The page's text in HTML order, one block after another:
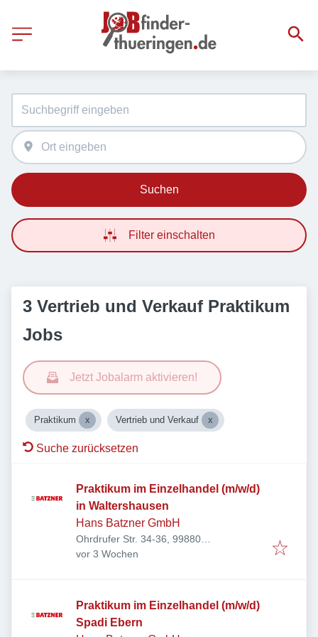
Suchen
Filter einschalten
3 Vertrieb und Verkauf Praktikum
Jobs
Jetzt Jobalarm aktivieren!
Praktikum Vertrieb und Verkauf
Suche zurücksetzen
Praktikum im Einzelhandel (m/w/d)
in Waltershausen
Hans Batzner GmbH
Ohrdrufer Str. 34-36, 99880
Waltershausen, Deutschland
Veröffentlicht:
vor 3 Wochen
Praktikum im Einzelhandel (m/w/d)
Spadi Ebern